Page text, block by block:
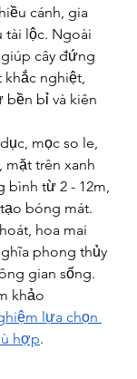
cánh, gia
tài lộc. Ngoài
giúp cây đứng
nghiệt,
bỉ và kiên
mọc so le,
mặt trên xanh
bình từ 2 - 12m,
bóng mát.
hoa mai
phong thủy
gian sống.
khảo
lựa chọn
hợp.